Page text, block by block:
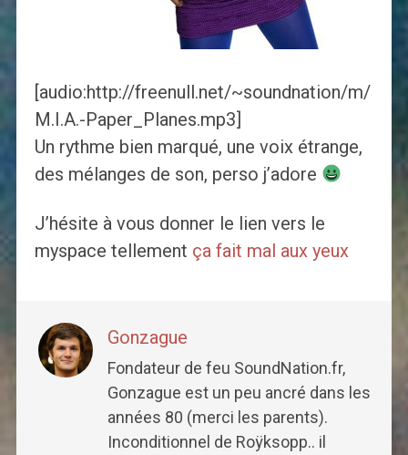
[audio:http://freenull.net/~soundnation/m/
M.I.A.-Paper_Planes.mp3]
Un rythme bien marqué, une voix étrange,
des mélanges de son, perso j’adore
J’hésite à vous donner le lien vers le
myspace tellement ça fait mal aux yeux
Gonzague
Fondateur de feu SoundNation.fr,
Gonzague est un peu ancré dans les
années 80 (merci les parents).
Inconditionnel de Roÿksopp.. il